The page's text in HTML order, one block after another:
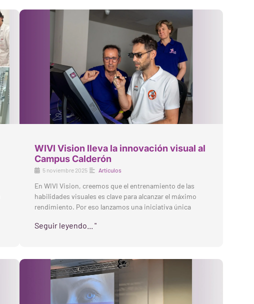
WIVI Vision lleva la innovación visual al
Campus Calderón
5 noviembre 2025 Artículos
En WIVI Vision, creemos que el entrenamiento de las
habilidades visuales es clave para alcanzar el máximo
rendimiento. Por eso lanzamos una iniciativa única
Seguir leyendo... "